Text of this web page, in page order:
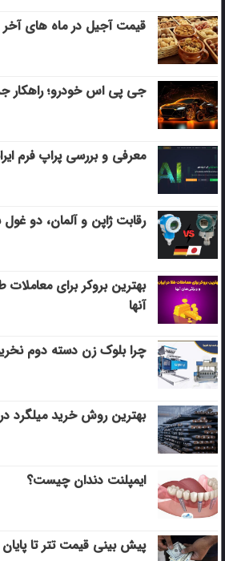
قیمت آجیل در ماه های آخر
جی پی اس خودرو؛ راهکار
معرفی و بررسی پراپ فرم
رقابت ژاپن و آلمان، دو
بهترین بروکر برای معاملات
آنها
چرا بلوک زن دسته دوم
بهترین روش خرید میلگرد در
ایمپلنت دندان چیست؟
پیش بینی قیمت تتر تا پایان